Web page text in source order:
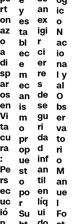
rt
on
az
o
a
di
sp
ar
os
en
Vi
ta
cu
ra
:
Pe
rs
ec
uc
ió
y
es
ta
bl
ec
e
m
ec
an
is
m
o
pr
op
ue
st
o
po
r
Su
an
ex
igi
r
ci
er
re
s
de
se
gu
ri
da
d
inf
an
til
en
líq
ui
ic
o
N
ac
io
na
l y
al
O
bs
er
va
to
ri
o
M
an
ue
l
Fo